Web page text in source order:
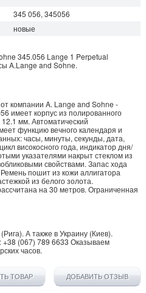
345 056, 345056
новые
345.056 Lange 1 Perpetual
A.Lange and Sohne.
компании A. Lange and Sohne -
имеет корпус из полированного
мм. Автоматический
функцию вечного календаря и
часы, минуты, секунды, дата,
високосного года, индикатор дня/
указателями накрыт стеклом из
свойствами. Запас хода
пошит из кожи аллигатора
из белого золота.
на 30 метров. Ограниченная
(Рига). А также вУкраину (Киев).
+38 (067) 789 6633 Оказываем
часов.
ТОВАР ДОБАВИТЬ ОТЗЫВ